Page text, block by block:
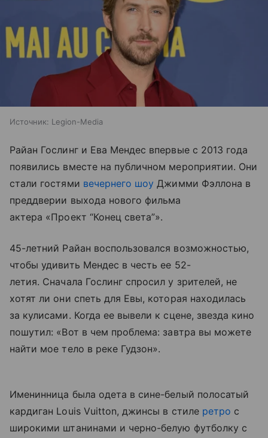
Источник: Legion-Media
Райан Гослинг и Ева Мендес впервые с 2013 года
появились вместе на публичном мероприятии. Они
стали гостями вечернего шоу Джимми Фэллона в
преддверии выхода нового фильма
актера «Проект “Конец света”».
45-летний Райан воспользовался возможностью,
чтобы удивить Мендес в честь ее 52-
летия. Сначала Гослинг спросил у зрителей, не
хотят ли они спеть для Евы, которая находилась
за кулисами. Когда ее вывели к сцене, звезда кино
пошутил: «Вот в чем проблема: завтра вы можете
найти мое тело в реке Гудзон».
Именинница была одета в сине-белый полосатый
кардиган Louis Vuitton, джинсы в стиле ретро с
широкими штанинами и черно-белую футболку с